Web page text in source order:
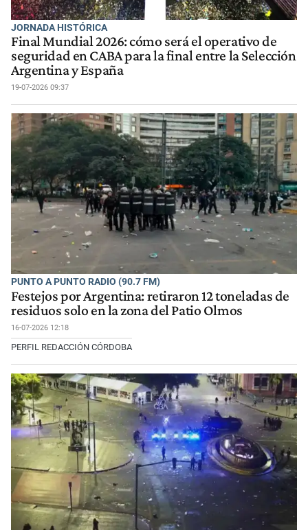
JORNADA HISTÓRICA
Final Mundial 2026: cómo será el operativo de
seguridad en CABA para la final entre la Selección
Argentina y España
19-07-2026 09:37
PUNTO A PUNTO RADIO (90.7 FM)
Festejos por Argentina: retiraron 12 toneladas de
residuos solo en la zona del Patio Olmos
16-07-2026 12:18
PERFIL REDACCIÓN CÓRDOBA